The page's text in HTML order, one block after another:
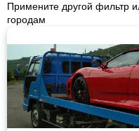
Примените другой фильтр
городам